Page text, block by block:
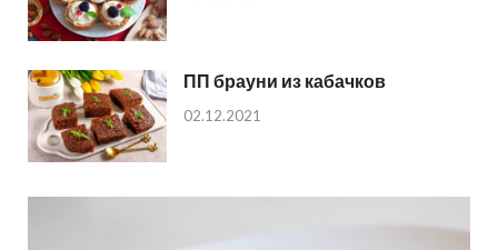
ПП брауни из кабачков
02.12.2021